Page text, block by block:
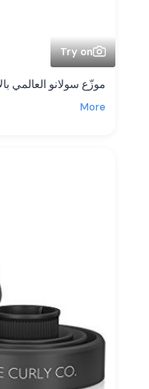
Try on
موزّع سولانو العالمي
More